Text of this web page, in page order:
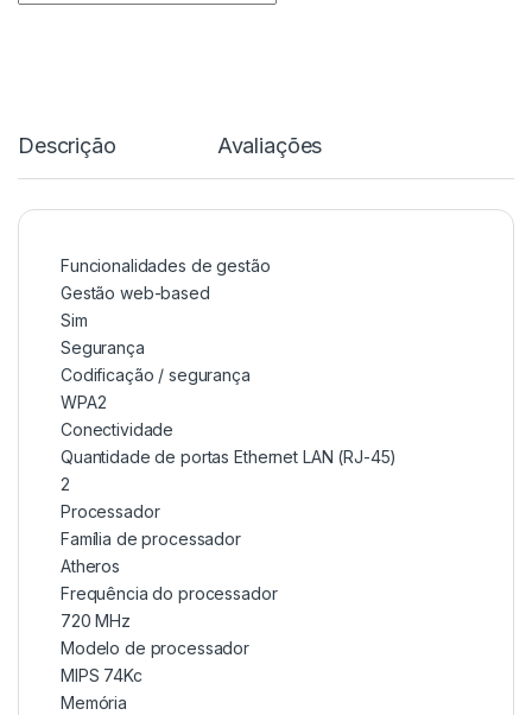
Descrição Avaliações
Funcionalidades de gestão
Gestão web-based
Sim
Segurança
Codificação / segurança
WPA2
Conectividade
Quantidade de portas Ethernet LAN (RJ-45)
2
Processador
Família de processador
Atheros
Frequência do processador
720 MHz
Modelo de processador
MIPS 74Kc
Memória